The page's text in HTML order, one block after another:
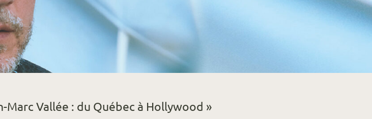
Vallée : du Québec à Hollywood »